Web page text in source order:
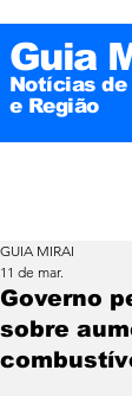
Guia
Notícias
e Região
Governo
sobre
GUIA MIRAI
11 de mar.